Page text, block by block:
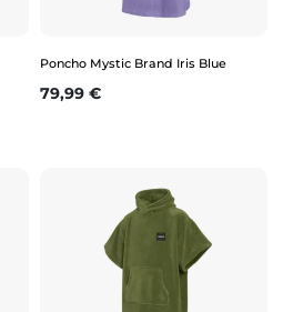
Poncho Mystic Brand Iris Blue
Prix
79,99 €